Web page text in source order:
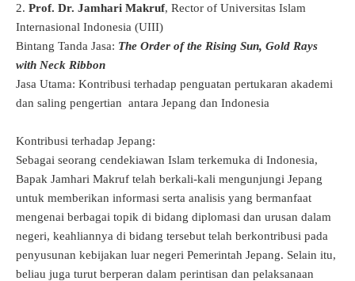
2. Prof. Dr. Jamhari Makruf, Rector of Universitas Islam
Internasional Indonesia (UIII)
Bintang Tanda Jasa: The Order of the Rising Sun, Gold Rays
with Neck Ribbon
Jasa Utama: Kontribusi terhadap penguatan pertukaran akademi
dan saling pengertian antara Jepang dan Indonesia
Kontribusi terhadap Jepang:
Sebagai seorang cendekiawan Islam terkemuka di Indonesia,
Bapak Jamhari Makruf telah berkali-kali mengunjungi Jepang
untuk memberikan informasi serta analisis yang bermanfaat
mengenai berbagai topik di bidang diplomasi dan urusan dalam
negeri, keahliannya di bidang tersebut telah berkontribusi pada
penyusunan kebijakan luar negeri Pemerintah Jepang. Selain itu,
beliau juga turut berperan dalam perintisan dan pelaksanaan